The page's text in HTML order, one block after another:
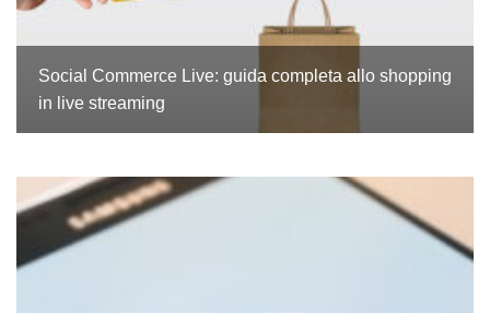
Social Commerce Live: guida completa allo shopping
in live streaming